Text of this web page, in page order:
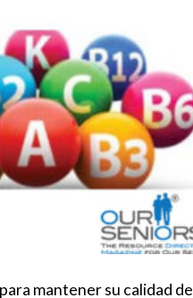
mantener su calidad de